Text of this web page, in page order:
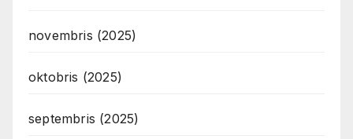
novembris (2025)
oktobris (2025)
septembris (2025)